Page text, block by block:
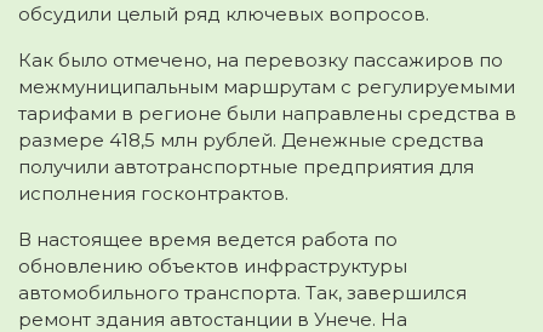
обсудили целый ряд ключевых вопросов.
Как было отмечено, на перевозку пассажиров по
межмуниципальным маршрутам с регулируемыми
тарифами в регионе были направлены средства в
размере 418,5 млн рублей. Денежные средства
получили автотранспортные предприятия для
исполнения госконтрактов.
В настоящее время ведется работа по
обновлению объектов инфраструктуры
автомобильного транспорта. Так, завершился
ремонт здания автостанции в Унече. На